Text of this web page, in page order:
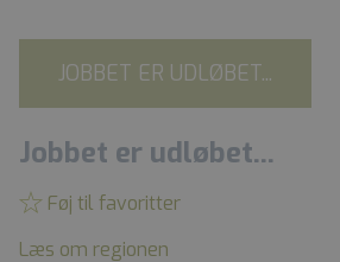
JOBBET ER UDLØBET...
Jobbet er udløbet...
Føj til favoritter
Læs om regionen